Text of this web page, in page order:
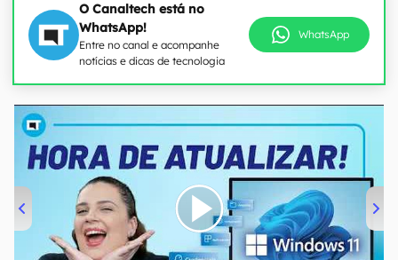
O Canaltech está no
WhatsApp!
Entre no canal e acompanhe
notícias e dicas de tecnologia
WhatsApp